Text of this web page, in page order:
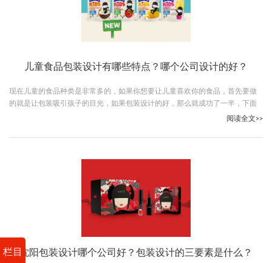
栏目
儿童食品包装设计有哪些特点？哪个公司设计的好？
现在儿童的食品种类是非常多的，如果你想要让儿童喜欢你的食品，首先要做
的就是让包装吸引孩子的目光，如果包装设计的好，那么就成功了一半，下面
古柏广告设计的小编就给大家介绍一下儿童食品包装设计有哪些特点。阅读全文>>
沈阳包装设计哪个公司好？包装设计的三要素是什么？